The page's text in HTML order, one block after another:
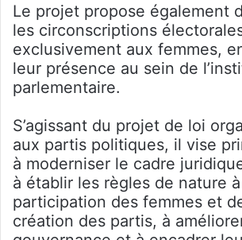
Le projet propose également
les circonscriptions
exclusivement aux femmes,
leur présence au sein de
parlementaire.
S’agissant du projet de loi
aux partis politiques, il vise
à moderniser le cadre
à établir les règles de nature
participation des femmes et
création des partis, à